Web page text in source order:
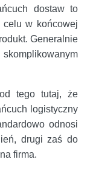
dostaw to
celu w końcowej
Generalnie
tego tutaj, że
logistyczny
odnosi
drugi zaś do
firma.